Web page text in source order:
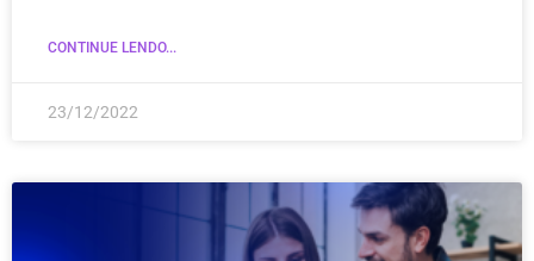
CONTINUE LENDO...
23/12/2022